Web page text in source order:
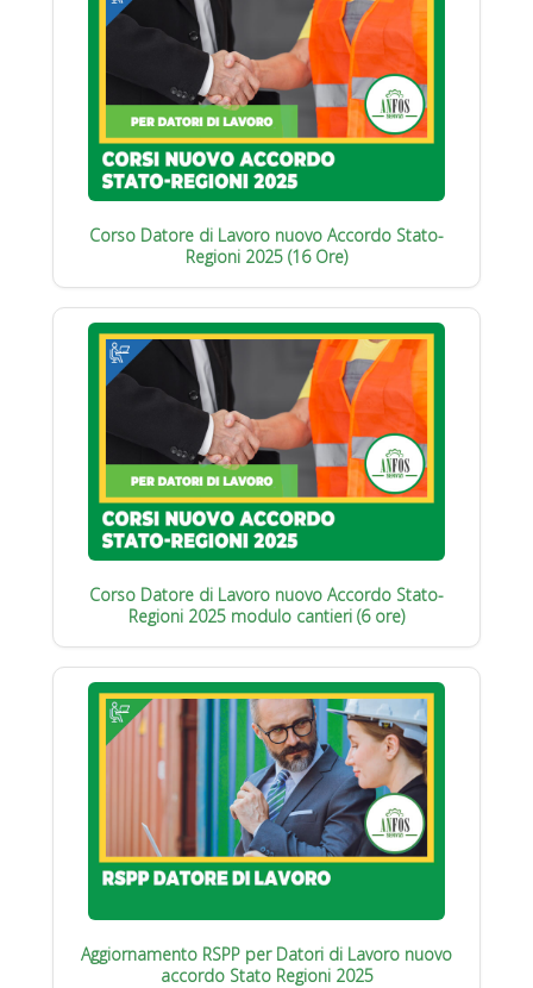
Corso Datore di Lavoro nuovo Accordo Stato-
Regioni 2025 (16 Ore)
Corso Datore di Lavoro nuovo Accordo Stato-
Regioni 2025 modulo cantieri (6 ore)
Aggiornamento RSPP per Datori di Lavoro nuovo
accordo Stato Regioni 2025